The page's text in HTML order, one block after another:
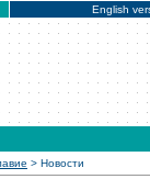
English
> Новости